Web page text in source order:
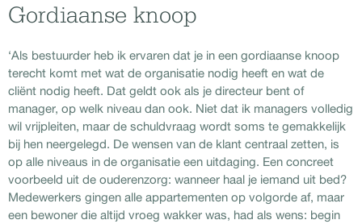
Gordiaanse knoop
‘Als bestuurder heb ik ervaren dat je in een gordiaanse knoop
terecht komt met wat de organisatie nodig heeft en wat de
cliënt nodig heeft. Dat geldt ook als je directeur bent of
manager, op welk niveau dan ook. Niet dat ik managers volledig
wil vrijpleiten, maar de schuldvraag wordt soms te gemakkelijk
bij hen neergelegd. De wensen van de klant centraal zetten, is
op alle niveaus in de organisatie een uitdaging. Een concreet
voorbeeld uit de ouderenzorg: wanneer haal je iemand uit bed?
Medewerkers gingen alle appartementen op volgorde af, maar
een bewoner die altijd vroeg wakker was, had als wens: begin